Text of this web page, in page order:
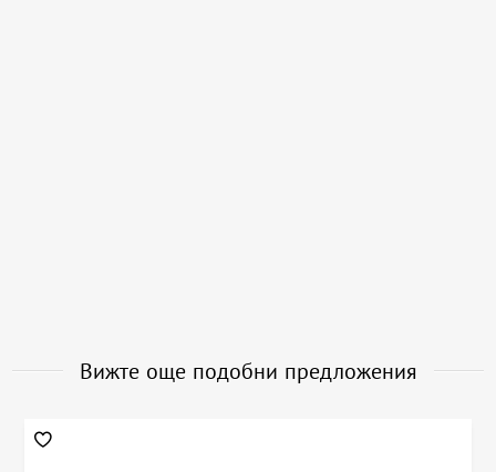
Вижте още подобни предложения